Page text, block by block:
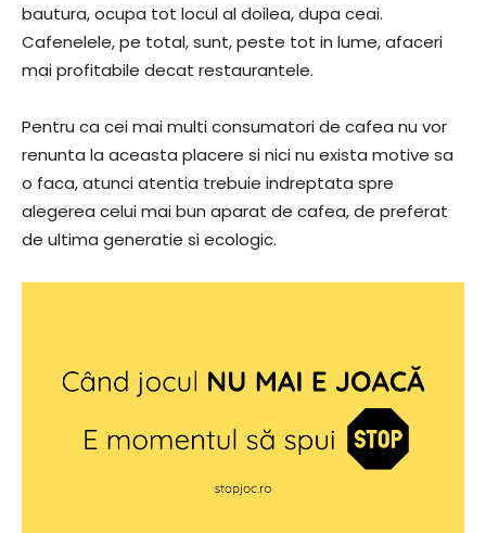
bautura, ocupa tot locul al doilea, dupa ceai.
Cafenelele, pe total, sunt, peste tot in lume, afaceri
mai profitabile decat restaurantele.
Pentru ca cei mai multi consumatori de cafea nu vor
renunta la aceasta placere si nici nu exista motive sa
o faca, atunci atentia trebuie indreptata spre
alegerea celui mai bun aparat de cafea, de preferat
de ultima generatie si ecologic.